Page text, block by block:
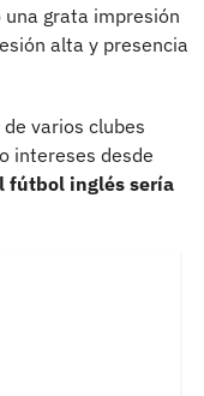
una grata impresión
alta y presencia
varios clubes
intereses desde
fútbol inglés sería